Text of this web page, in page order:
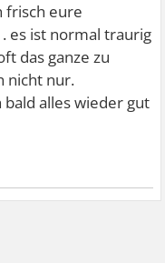
frisch eure
es ist normal traurig
das ganze zu
nicht nur.
bald alles wieder gut